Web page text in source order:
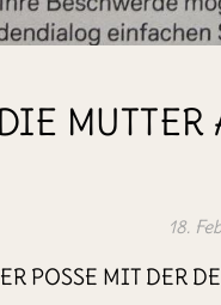
18.
POSSE MIT DER